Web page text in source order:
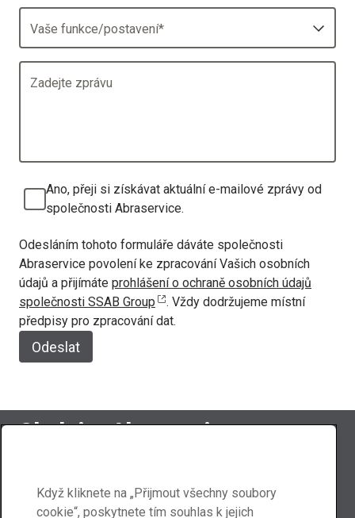
Vaše funkce/postavení*
Zadejte zprávu
Ano, přeji si získávat aktuální e-mailové zprávy od
společnosti Abraservice.
Odesláním tohoto formuláře dáváte společnosti
Abraservice povolení ke zpracování Vašich osobních
údajů a přijímáte prohlášení o ochraně osobních údajů
společnosti SSAB Group
. Vždy dodržujeme místní
předpisy pro zpracování dat.
Odeslat
Sledujte Abraservice
Když kliknete na „Přijmout všechny soubory
cookie“, poskytnete tím souhlas k jejich